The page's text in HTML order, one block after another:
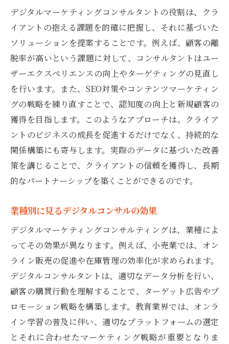
デジタルマーケティングコンサルタントの役割は、クラ
イアントの抱える課題を的確に把握し、それに基づいた
ソリューションを提案することです。例えば、顧客の離
脱率が高いという課題に対して、コンサルタントはユー
ザーエクスペリエンスの向上やターゲティングの見直し
を行います。また、SEO対策やコンテンツマーケティン
グの戦略を練り直すことで、認知度の向上と新規顧客の
獲得を目指します。このようなアプローチは、クライア
ントのビジネスの成長を促進するだけでなく、持続的な
関係構築にも寄与します。実際のデータに基づいた改善
策を講じることで、クライアントの信頼を獲得し、長期
的なパートナーシップを築くことができるのです。
業種別に見るデジタルコンサルの効果
デジタルマーケティングコンサルティングは、業種によ
ってその効果が異なります。例えば、小売業では、オン
ライン販売の促進や在庫管理の効率化が求められます。
デジタルコンサルタントは、適切なデータ分析を行い、
顧客の購買行動を理解することで、ターゲット広告やプ
ロモーション戦略を構築します。教育業界では、オンラ
イン学習の普及に伴い、適切なプラットフォームの選定
とそれに合わせたマーケティング戦略が重要となりま